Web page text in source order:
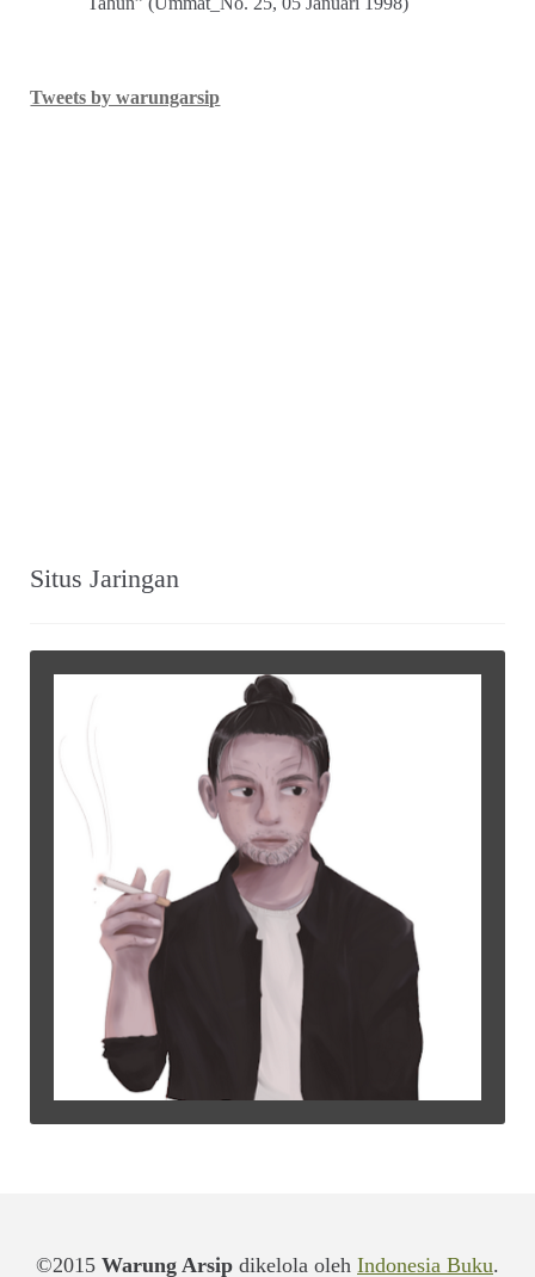
Tweets by warungarsip
Situs Jaringan
©2015 Warung Arsip dikelola oleh Indonesia Buku.